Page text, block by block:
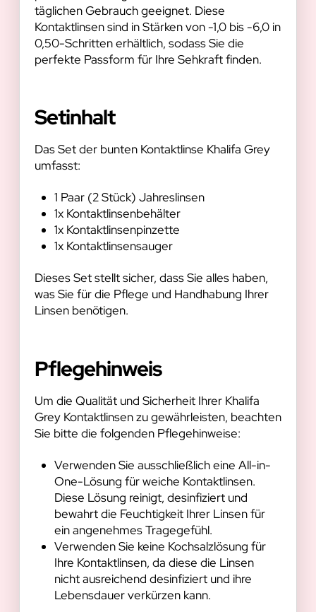
täglichen Gebrauch geeignet. Diese
Kontaktlinsen sind in Stärken von -1,0 bis -6,0 in
0,50-Schritten erhältlich, sodass Sie die
perfekte Passform für Ihre Sehkraft finden.
Setinhalt
Das Set der bunten Kontaktlinse Khalifa Grey
umfasst:
1 Paar (2 Stück) Jahreslinsen
1x Kontaktlinsenbehälter
1x Kontaktlinsenpinzette
1x Kontaktlinsensauger
Dieses Set stellt sicher, dass Sie alles haben,
was Sie für die Pflege und Handhabung Ihrer
Linsen benötigen.
Pflegehinweis
Um die Qualität und Sicherheit Ihrer Khalifa
Grey Kontaktlinsen zu gewährleisten, beachten
Sie bitte die folgenden Pflegehinweise:
Verwenden Sie ausschließlich eine All-in-
One-Lösung für weiche Kontaktlinsen.
Diese Lösung reinigt, desinfiziert und
bewahrt die Feuchtigkeit Ihrer Linsen für
ein angenehmes Tragegefühl.
Verwenden Sie keine Kochsalzlösung für
Ihre Kontaktlinsen, da diese die Linsen
nicht ausreichend desinfiziert und ihre
Lebensdauer verkürzen kann.